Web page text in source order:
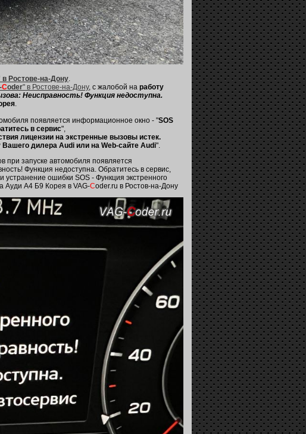
в Ростове-на-Дону.
Coder" в Ростове-на-Дону, с жалобой на работу
Неисправность! Функция недоступна.
.
появляется информационное окно - "SOS
в сервис",
лицензии на экстренные вызовы истек.
дилера Audi или на Web-сайте Audi".
при запуске автомобиля появляется
Функция недоступна. Обратитесь в сервис,
ошибки SOS - Функция экстренного
Ауди А4 Б9 Корея в VAG-Coder.ru в Ростов-на-Дону